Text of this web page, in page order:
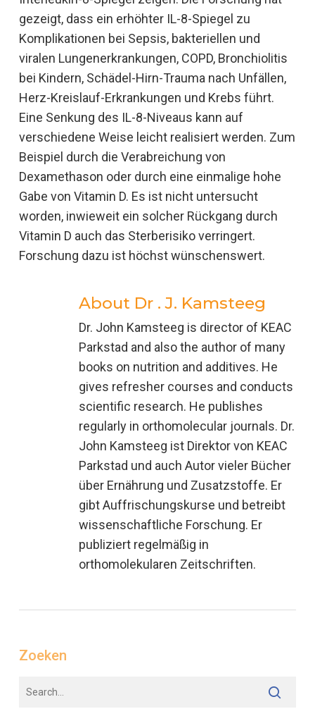
gezeigt, dass ein erhöhter IL-8-Spiegel zu
Komplikationen bei Sepsis, bakteriellen und
viralen Lungenerkrankungen, COPD, Bronchiolitis
bei Kindern, Schädel-Hirn-Trauma nach Unfällen,
Herz-Kreislauf-Erkrankungen und Krebs führt.
Eine Senkung des IL-8-Niveaus kann auf
verschiedene Weise leicht realisiert werden. Zum
Beispiel durch die Verabreichung von
Dexamethason oder durch eine einmalige hohe
Gabe von Vitamin D. Es ist nicht untersucht
worden, inwieweit ein solcher Rückgang durch
Vitamin D auch das Sterberisiko verringert.
Forschung dazu ist höchst wünschenswert.
About Dr . J. Kamsteeg
Dr. John Kamsteeg is director of KEAC
Parkstad and also the author of many
books on nutrition and additives. He
gives refresher courses and conducts
scientific research. He publishes
regularly in orthomolecular journals. Dr.
John Kamsteeg ist Direktor von KEAC
Parkstad und auch Autor vieler Bücher
über Ernährung und Zusatzstoffe. Er
gibt Auffrischungskurse und betreibt
wissenschaftliche Forschung. Er
publiziert regelmäßig in
orthomolekularen Zeitschriften.
Zoeken